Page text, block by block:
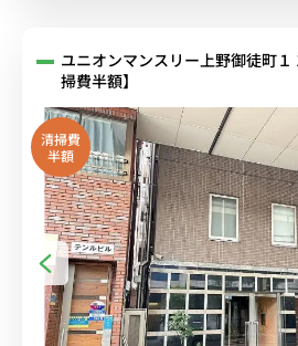
ユニオンマンスリー上野御徒町
掃費半額】
清掃費
半額